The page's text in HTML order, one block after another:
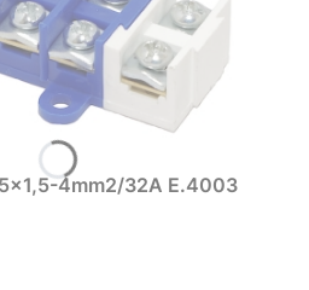
4mm2/32A E.4003